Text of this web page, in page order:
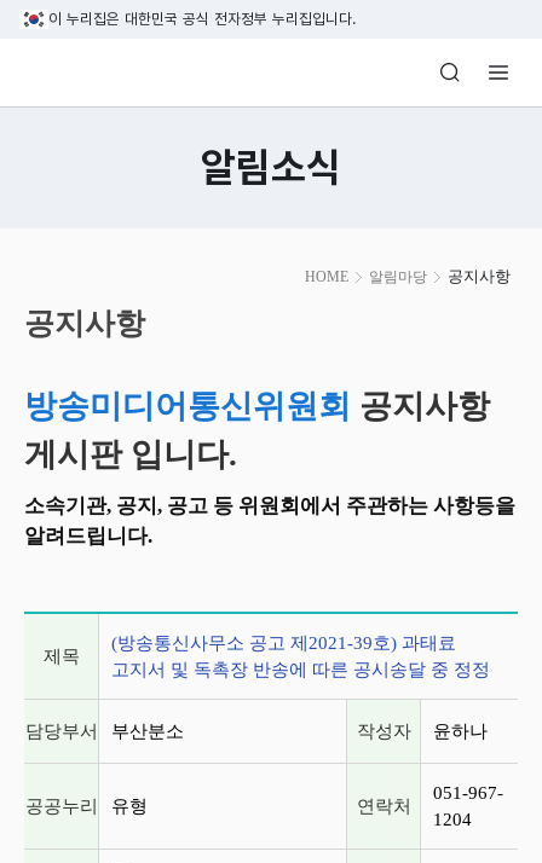
본문 바로가기
이 누리집은 대한민국 공식 전자정부 누리집입니다.
방송미디어통신위원회 Korea Media
알림소식
HOME 알림마당 공지사항
시
작
공지사항
방송미디어통신위원회 공지사항
게시판 입니다.
소속기관, 공지, 공고 등 위원회에서 주관하는 사항등을
알려드립니다.
제목
(방송통신사무소 공고 제2021-39호) 과태료
고지서 및 독촉장 반송에 따른 공시송달 중 정정
담당부서 부산분소 작성자 윤하나
공공누리 유형 연락처
051-967-
1204